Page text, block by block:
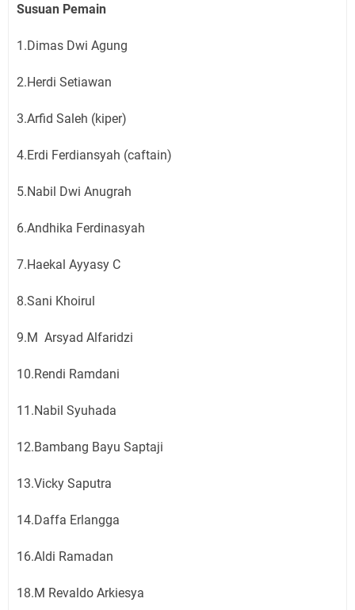
Susuan Pemain
1.Dimas Dwi Agung
2.Herdi Setiawan
3.Arfid Saleh (kiper)
4.Erdi Ferdiansyah (caftain)
5.Nabil Dwi Anugrah
6.Andhika Ferdinasyah
7.Haekal Ayyasy C
8.Sani Khoirul
9.M Arsyad Alfaridzi
10.Rendi Ramdani
11.Nabil Syuhada
12.Bambang Bayu Saptaji
13.Vicky Saputra
14.Daffa Erlangga
16.Aldi Ramadan
18.M Revaldo Arkiesya